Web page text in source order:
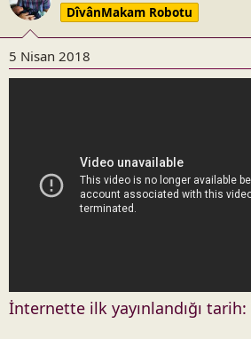
DîvânMakam Robotu
5 Nisan 2018
İnternette ilk yayınlandığı